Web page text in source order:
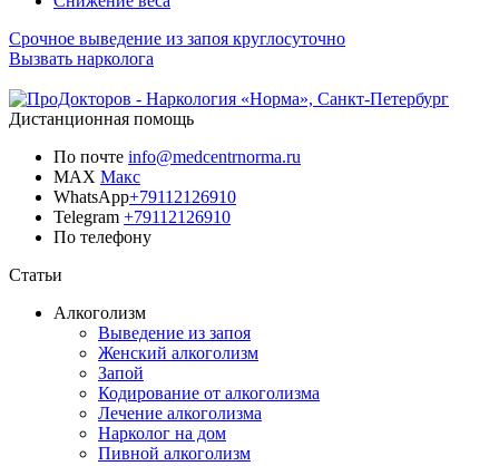
Срочное выведение из запоя круглосуточно
Вызвать нарколога
Дистанционная помощь
По почте info@medcentrnorma.ru
MAX Макс
WhatsApp+79112126910
Telegram +79112126910
По телефону
Статьи
Алкоголизм
Выведение из запоя
Женский алкоголизм
Запой
Кодирование от алкоголизма
Лечение алкоголизма
Нарколог на дом
Пивной алкоголизм